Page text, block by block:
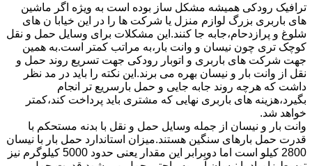
ترافیک رودکی همیشه مشکل ساز بوده است به ویژه اگر ماشین
های باربری بزرگ لوازم منزل یا شرکت ها را در این خیابا ن های
شلوغ و پرازدحام،جابه جا کنند.این مشکلات برای وسایل حمل و نقل
کوچک تری چون نیسان و وانت بار،به مراتب کمتر است.به همین
جهت شرکت های باربری و اتوبار رودکی جهت تسریع روند حمل و
نقل از وانت بار و نیسان بهره می برند.این نکته را باید در مد نظر
داشت که هرچه روند جابه جایی و حمل بارسریع تر انجام
بگیرد،هزینه های باربری نهایی که مشتری باید پرداخت کند،کمتر
خواهد شد.
وانت بار و نیسان از جمله وسایل حمل و نقل با بدنه مستحکم با
قدرت حمل بارهای سنگین هستند.میزان استاندارد حمل بار با نیسان
2800 کیلو است اما دوبرابر این مقدار یعنی حدود 5000 کیلوگرم نیز